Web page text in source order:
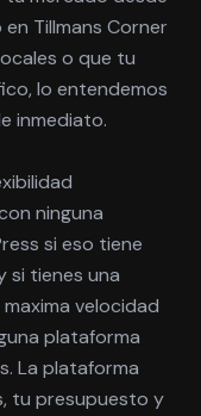
Tillmans Corner
o que tu
lo entendemos
inmediato.
ninguna
si eso tiene
si tienes una
velocidad
plataforma
La plataforma
tu presupuesto y